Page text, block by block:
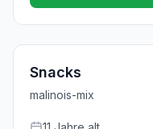
Snacks
malinois-mix